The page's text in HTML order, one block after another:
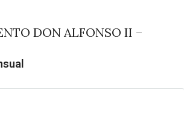
DON ALFONSO II –